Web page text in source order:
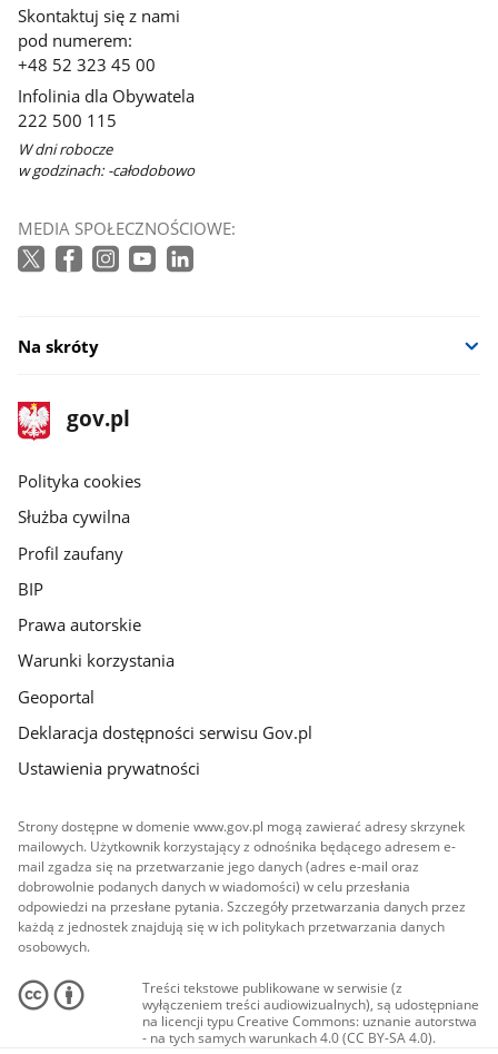
Skontaktuj się z nami
pod numerem:
+48 52 323 45 00
Infolinia dla Obywatela
222 500 115
W dni robocze
w godzinach: -całodobowo
MEDIA SPOŁECZNOŚCIOWE:
Na skróty
stopka
gov.pl
Strona
gov.pl
gov.pl
Polityka cookies
Służba cywilna
Profil zaufany
BIP
Prawa autorskie
Warunki korzystania
Geoportal
Deklaracja dostępności serwisu Gov.pl
Ustawienia prywatności
Strony dostępne w domenie www.gov.pl mogą zawierać adresy skrzynek
mailowych. Użytkownik korzystający z odnośnika będącego adresem e-
mail zgadza się na przetwarzanie jego danych (adres e-mail oraz
dobrowolnie podanych danych w wiadomości) w celu przesłania
odpowiedzi na przesłane pytania. Szczegóły przetwarzania danych przez
każdą z jednostek znajdują się w ich politykach przetwarzania danych
osobowych.
Treści tekstowe publikowane w serwisie (z
wyłączeniem treści audiowizualnych), są udostępniane
na licencji typu Creative Commons: uznanie autorstwa
- na tych samych warunkach 4.0 (CC BY-SA 4.0).